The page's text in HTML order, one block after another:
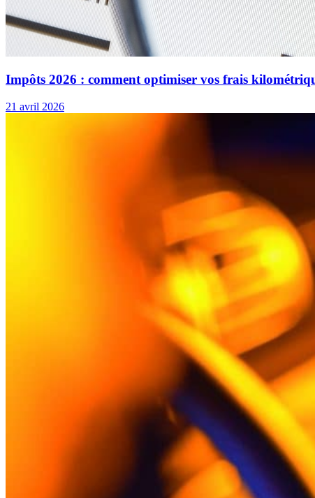
Impôts 2026 : comment optimiser vos frais
21 avril 2026